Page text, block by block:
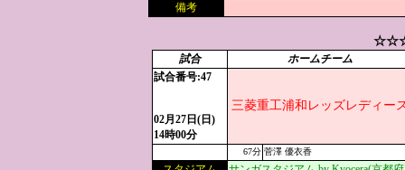
備考
試合
ホームチーム
試合番号:47
02月27日(日)
14時00分
三菱重工浦和レッズレディー
67分 菅澤 優衣香